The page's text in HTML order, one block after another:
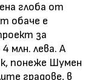
глоба от
обаче е
за
млн. лева. А
понеже Шумен
градове, в